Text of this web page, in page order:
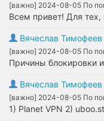
[важно] 2024-08-05 По
Всем привет! Для
Вячеслав Тимофеев
[важно] 2024-08-05 По
Причины блокировки
Вячеслав Тимофеев
[важно] 2024-08-05 По
1) Planet VPN 2) uboo.st